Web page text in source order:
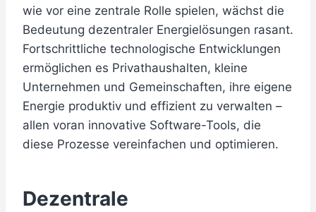
wie vor eine zentrale Rolle spielen, wächst die
Bedeutung dezentraler Energielösungen rasant.
Fortschrittliche technologische Entwicklungen
ermöglichen es Privathaushalten, kleine
Unternehmen und Gemeinschaften, ihre eigene
Energie produktiv und effizient zu verwalten –
allen voran innovative Software-Tools, die
diese Prozesse vereinfachen und optimieren.
Dezentrale